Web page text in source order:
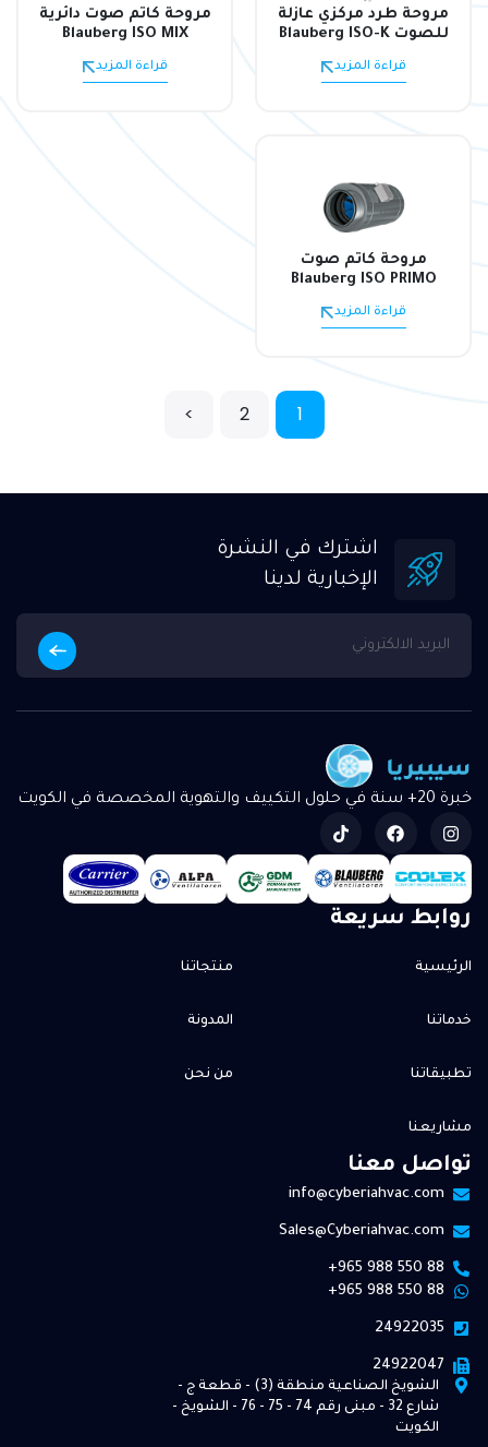
مروحة طرد مركزي عازلة
للصوت Blauberg ISO-K
قراءة المزيد
مروحة كاتم صوت دائرية
Blauberg ISO MIX
قراءة المزيد
مروحة كاتم صوت
Blauberg ISO PRIMO
قراءة المزيد
1
2
>
اشترك في النشرة
الإخبارية لدينا
خبرة 20+ سنة في حلول التكييف والتهوية المخصصة في الكويت
روابط سريعة
الرئيسية
خدماتنا
تطبيقاتنا
مشاريعنا
منتجاتنا
المدونة
من نحن
تواصل معنا
info@cyberiahvac.com
Sales@Cyberiahvac.com
+965 988 550 88
+965 988 550 88
24922035
24922047
الشويخ الصناعية منطقة (3) - قطعة ج -
شارع 32 - مبنى رقم 74 - 75 - 76 - الشويخ -
الكويت